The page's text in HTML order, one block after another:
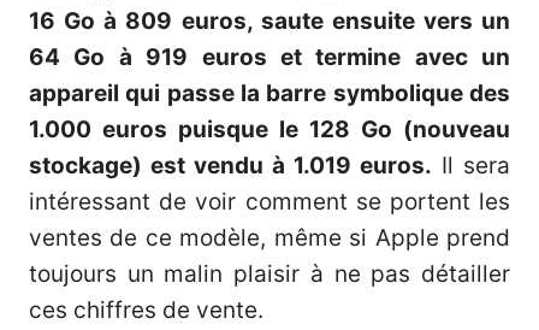
16 Go à 809 euros, saute ensuite vers un
64 Go à 919 euros et termine avec un
appareil qui passe la barre symbolique des
1.000 euros puisque le 128 Go (nouveau
stockage) est vendu à 1.019 euros. Il sera
intéressant de voir comment se portent les
ventes de ce modèle, même si Apple prend
toujours un malin plaisir à ne pas détailler
ces chiffres de vente.